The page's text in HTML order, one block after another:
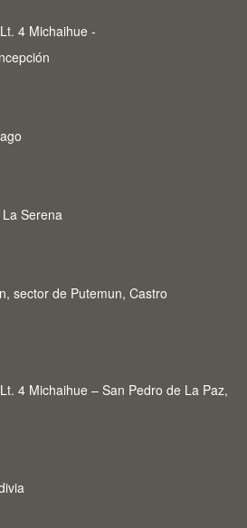
4 Michaihue -
Serena
sector de Putemun, Castro
4 Michaihue – San Pedro de La Paz,